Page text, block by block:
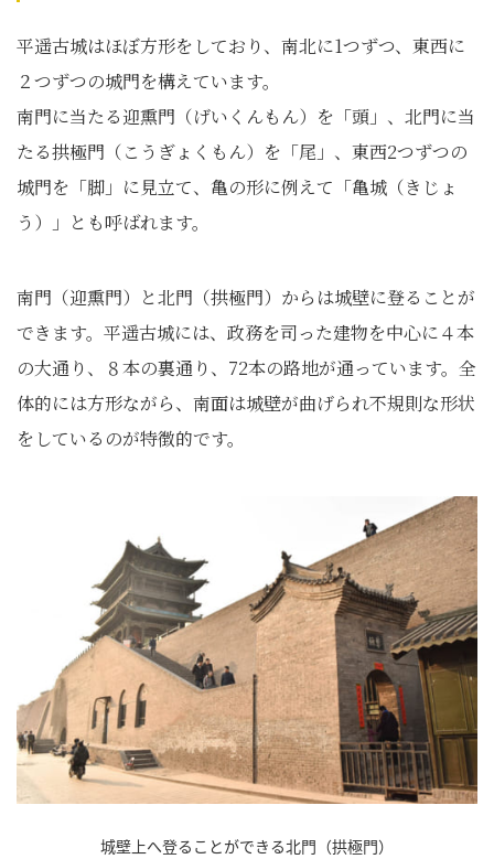
平遥古城はほぼ方形をしており、南北に1つずつ、東西に
２つずつの城門を構えています。
南門に当たる迎熏門（げいくんもん）を「頭」、北門に当
たる拱極門（こうぎょくもん）を「尾」、東西2つずつの
城門を「脚」に見立て、亀の形に例えて「亀城（きじょ
う）」とも呼ばれます。
南門（迎熏門）と北門（拱極門）からは城壁に登ることが
できます。平遥古城には、政務を司った建物を中心に４本
の大通り、８本の裏通り、72本の路地が通っています。全
体的には方形ながら、南面は城壁が曲げられ不規則な形状
をしているのが特徴的です。
城壁上へ登ることができる北門（拱極門）